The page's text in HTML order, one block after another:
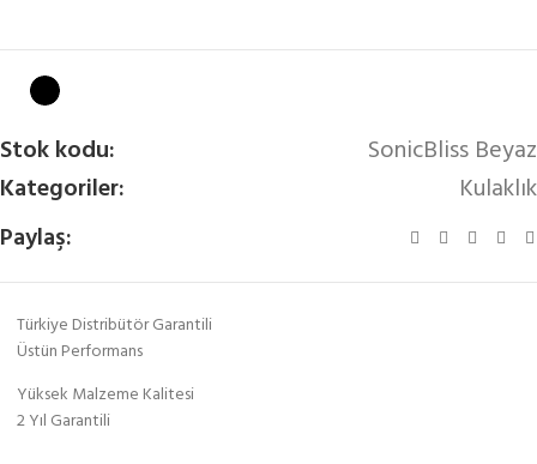
Stok kodu:
SonicBliss Beyaz
Kategoriler:
Kulaklık
Paylaş:
Türkiye Distribütör Garantili
Üstün Performans
Yüksek Malzeme Kalitesi
2 Yıl Garantili